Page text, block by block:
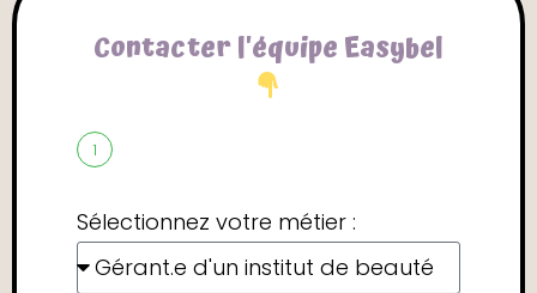
Contacter l'équipe Easybel
1
Sélectionnez votre métier :